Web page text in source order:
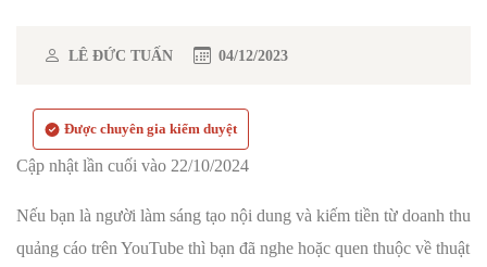
LÊ ĐỨC TUẤN 04/12/2023
Được chuyên gia kiểm duyệt
Cập nhật lần cuối vào 22/10/2024
Nếu bạn là người làm sáng tạo nội dung và kiếm tiền từ doanh thu
quảng cáo trên YouTube thì bạn đã nghe hoặc quen thuộc về thuật